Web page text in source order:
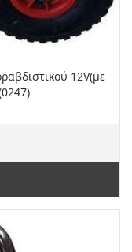
12V(με